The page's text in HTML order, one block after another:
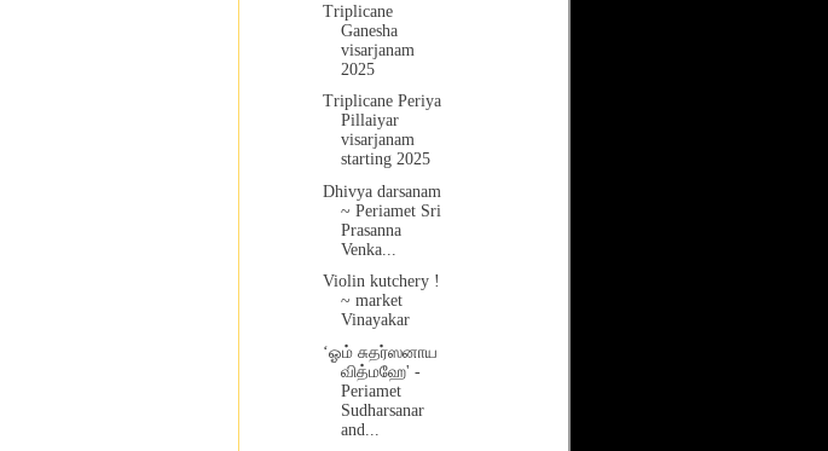
Triplicane
Ganesha
visarjanam
2025
Triplicane Periya
Pillaiyar
visarjanam
starting 2025
Dhivya darsanam
~ Periamet Sri
Prasanna
Venka...
Violin kutchery !
~ market
Vinayakar
‘ஓம் சுதர்ஸனாய
வித்மஹே' -
Periamet
Sudharsanar
and...